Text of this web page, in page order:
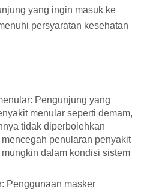
yang ingin masuk ke
persyaratan kesehatan
Pengunjung yang
menular seperti demam,
tidak diperbolehkan
penularan penyakit
dalam kondisi sistem
Penggunaan masker